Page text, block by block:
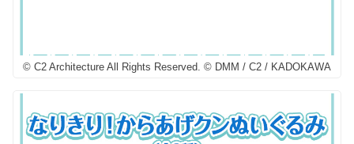
© C2 Architecture All Rights Reserved. © DMM / C2 / KADOKAWA